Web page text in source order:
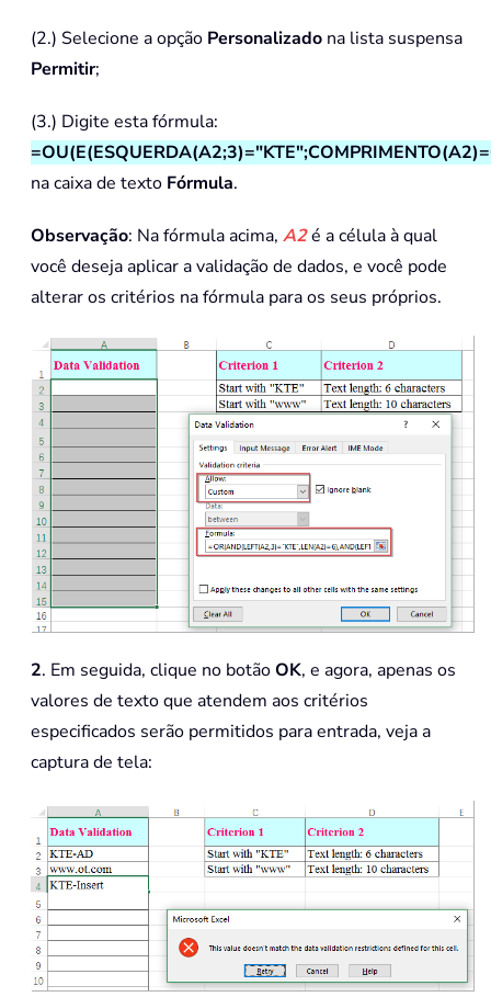
(2.) Selecione a opção Personalizado na lista suspensa
Permitir;
(3.) Digite esta fórmula:
na caixa de texto Fórmula.
Observação: Na fórmula acima, A2é a célula à qual
você deseja aplicar a validação de dados, e você pode
alterar os critérios na fórmula para os seus próprios.
2. Em seguida, clique no botãoOK, e agora, apenas os
valores de texto que atendem aos critérios
especificados serão permitidos para entrada, veja a
captura de tela: